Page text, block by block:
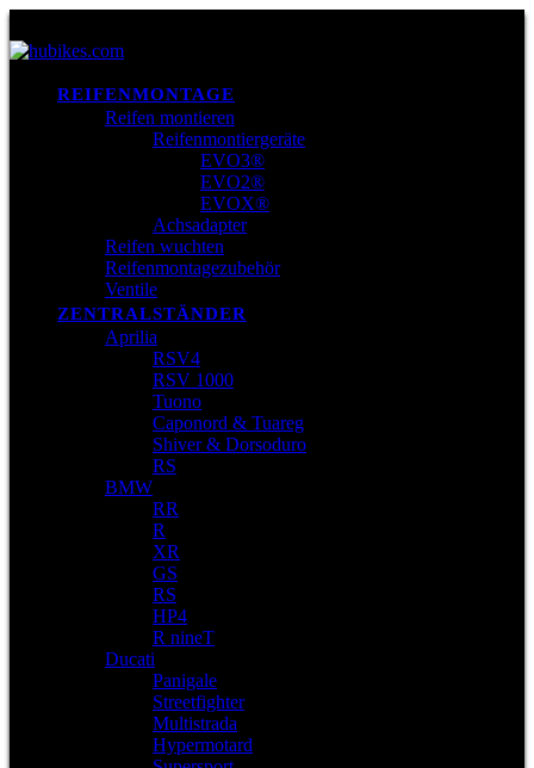
REIFENMONTAGE
Reifen montieren
Reifenmontiergeräte
EVO3®
EVO2®
EVOX®
Achsadapter
Reifen wuchten
Reifenmontagezubehör
Ventile
ZENTRALSTÄNDER
Aprilia
RSV4
RSV 1000
Tuono
Caponord & Tuareg
Shiver & Dorsoduro
RS
BMW
RR
R
XR
GS
RS
HP4
R nineT
Ducati
Panigale
Streetfighter
Multistrada
Hypermotard